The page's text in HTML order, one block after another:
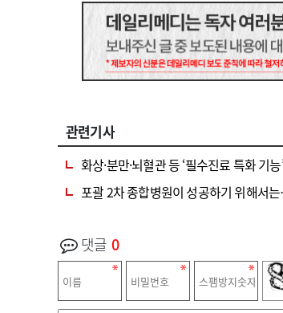
관련기사
화상·분만·뇌혈관 등 ‘필수진료 특화 기능
포괄 2차 종합병원이 성공하기 위해서
댓글 0